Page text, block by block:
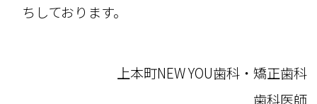
ちしております。
上本町NEW YOU歯科・矯正歯科
歯科医師